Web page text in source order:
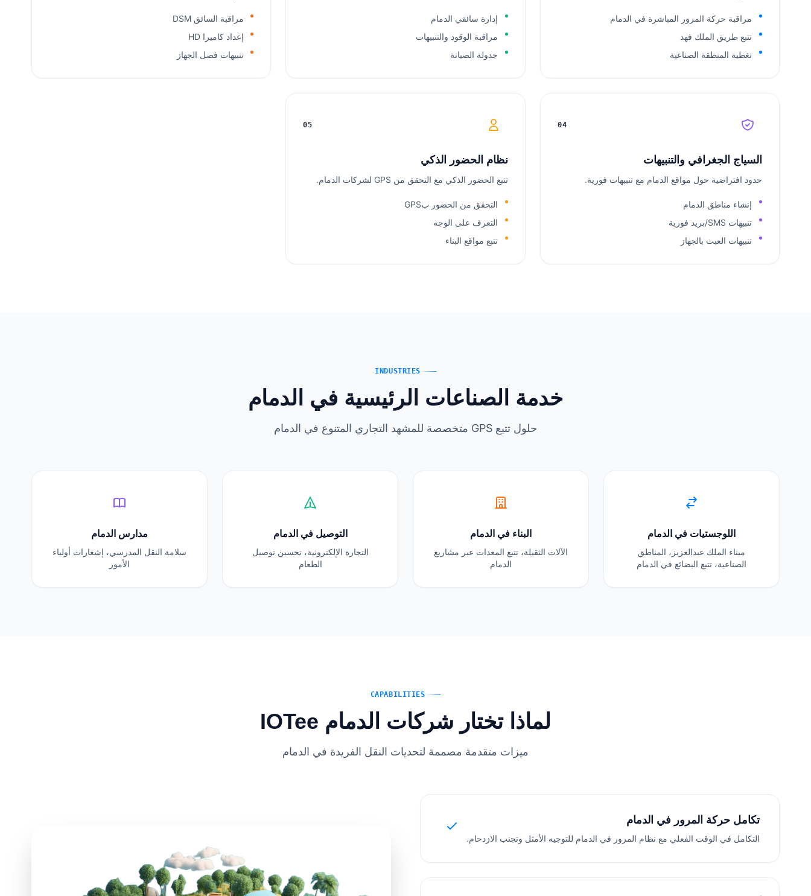
مراقبة حركة المرور المباشرة في الدمام
تتبع طريق الملك فهد
تغطية المنطقة الصناعية
إدارة سائقي الدمام
مراقبة الوقود والتنبيهات
جدولة الصيانة
مراقبة السائق DSM
إعداد كاميرا HD
تنبيهات فصل الجهاز
04
السياج الجغرافي والتنبيهات
حدود افتراضية حول مواقع الدمام مع تنبيهات فورية.
إنشاء مناطق الدمام
تنبيهات SMS/بريد فورية
تنبيهات العبث بالجهاز
05
نظام الحضور الذكي
تتبع الحضور الذكي مع التحقق من GPS لشركات الدمام.
التحقق من الحضور بGPS
التعرف على الوجه
تتبع مواقع البناء
INDUSTRIES
خدمة الصناعات الرئيسية في الدمام
حلول تتبع GPS متخصصة للمشهد التجاري المتنوع في الدمام
اللوجستيات في الدمام
ميناء الملك عبدالعزيز، المناطق
الصناعية، تتبع البضائع في الدمام
البناء في الدمام
الآلات الثقيلة، تتبع المعدات عبر مشاريع
الدمام
التوصيل في الدمام
التجارة الإلكترونية، تحسين توصيل
الطعام
مدارس الدمام
سلامة النقل المدرسي، إشعارات أولياء
الأمور
CAPABILITIES
لماذا تختار شركات الدمام IOTee
ميزات متقدمة مصممة لتحديات النقل الفريدة في الدمام
تكامل حركة المرور في الدمام
التكامل في الوقت الفعلي مع نظام المرور في الدمام للتوجيه الأمثل وتجنب الازدحام.